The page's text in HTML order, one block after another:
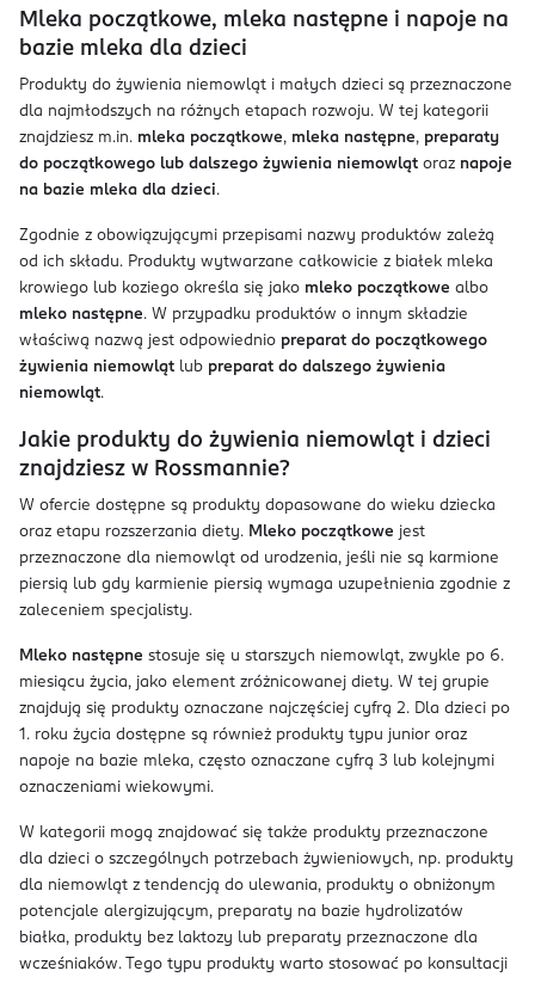
Mleka początkowe, mleka następne i napoje na
bazie mleka dla dzieci
Produkty do żywienia niemowląt i małych dzieci są przeznaczone
dla najmłodszych na różnych etapach rozwoju. W tej kategorii
znajdziesz m.in. mleka początkowe, mleka następne, preparaty
do początkowego lub dalszego żywienia niemowląt oraz napoje
na bazie mleka dla dzieci.
Zgodnie z obowiązującymi przepisami nazwy produktów zależą
od ich składu. Produkty wytwarzane całkowicie z białek mleka
krowiego lub koziego określa się jako mleko początkowe albo
mleko następne. W przypadku produktów o innym składzie
właściwą nazwą jest odpowiednio preparat do początkowego
żywienia niemowląt lub preparat do dalszego żywienia
niemowląt.
Jakie produkty do żywienia niemowląt i dzieci
znajdziesz w Rossmannie?
W ofercie dostępne są produkty dopasowane do wieku dziecka
oraz etapu rozszerzania diety. Mleko początkowe jest
przeznaczone dla niemowląt od urodzenia, jeśli nie są karmione
piersią lub gdy karmienie piersią wymaga uzupełnienia zgodnie z
zaleceniem specjalisty.
Mleko następne stosuje się u starszych niemowląt, zwykle po 6.
miesiącu życia, jako element zróżnicowanej diety. W tej grupie
znajdują się produkty oznaczane najczęściej cyfrą 2. Dla dzieci po
1. roku życia dostępne są również produkty typu junior oraz
napoje na bazie mleka, często oznaczane cyfrą 3 lub kolejnymi
oznaczeniami wiekowymi.
W kategorii mogą znajdować się także produkty przeznaczone
dla dzieci o szczególnych potrzebach żywieniowych, np. produkty
dla niemowląt z tendencją do ulewania, produkty o obniżonym
potencjale alergizującym, preparaty na bazie hydrolizatów
białka, produkty bez laktozy lub preparaty przeznaczone dla
wcześniaków. Tego typu produkty warto stosować po konsultacji